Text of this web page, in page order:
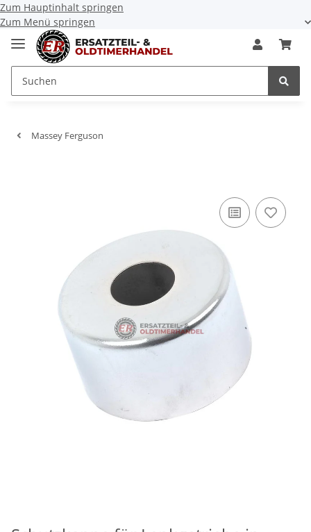
Zum Hauptinhalt springen
Zum Menü springen
Massey Ferguson